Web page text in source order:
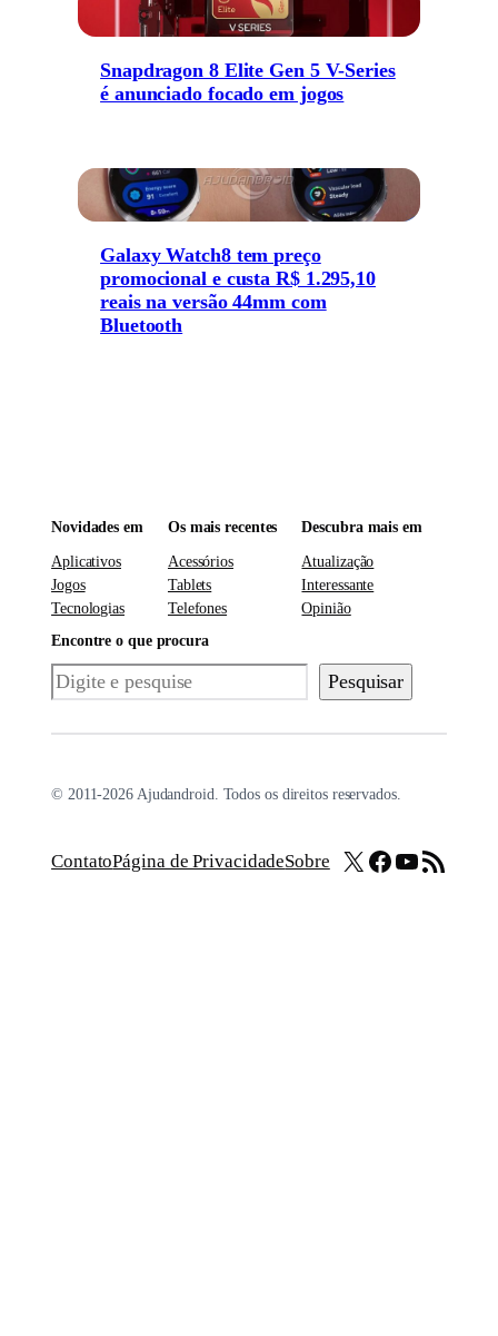
Snapdragon 8 Elite Gen 5 V-Series
é anunciado focado em jogos
Galaxy Watch8 tem preço
promocional e custa R$ 1.295,10
reais na versão 44mm com
Bluetooth
Novidades em
Aplicativos
Jogos
Tecnologias
Os mais recentes
Acessórios
Tablets
Telefones
Descubra mais em
Atualização
Interessante
Opinião
Encontre o que procura
Pesquisar Pesquisar
© 2011-2026 Ajudandroid. Todos os direitos reservados.
ContatoPágina de PrivacidadeSobre X Facebook
Youtube
Feed RSS